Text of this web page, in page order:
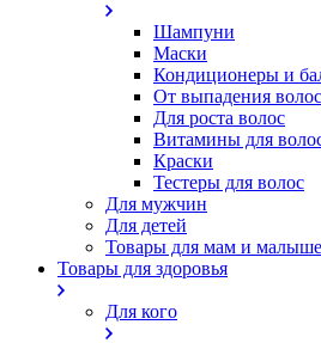
Шампуни
Маски
Кондиционеры и
От выпадения волос
Для роста волос
Витамины для
Краски
Тестеры для волос
Для мужчин
Для детей
Товары для мам и
Товары для здоровья
Для кого